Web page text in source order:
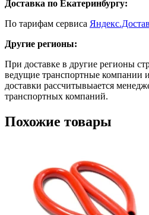
Доставка по Екатеринбургу:
По тарифам сервиса
Другие регионы:
При доставке в другие регионы
ведущие транспортные компании
доставки рассчитывыается
транспортных компаний.
Похожие товары